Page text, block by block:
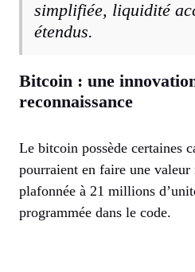
simplifiée, liquidité
étendus.
Bitcoin : une
reconnaissance
Le bitcoin possède certaines
pourraient en faire une
plafonnée à 21 millions
programmée dans le code.